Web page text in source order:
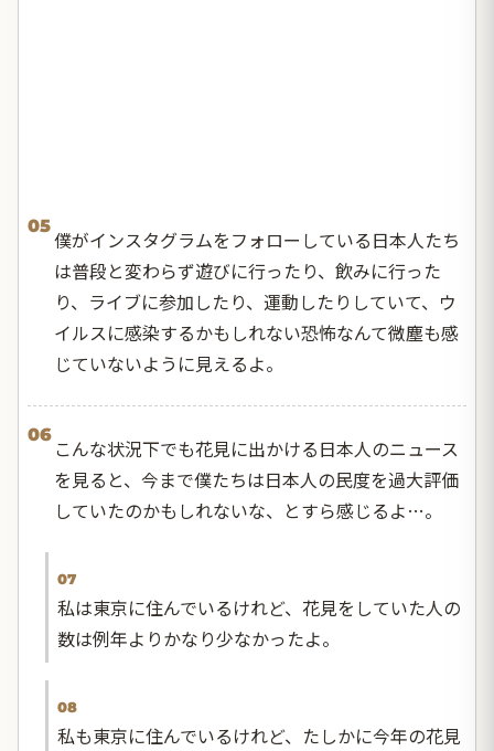
05
僕がインスタグラムをフォローしている日本人たち
は普段と変わらず遊びに行ったり、飲みに行った
り、ライブに参加したり、運動したりしていて、ウ
イルスに感染するかもしれない恐怖なんて微塵も感
じていないように見えるよ。
06
こんな状況下でも花見に出かける日本人のニュース
を見ると、今まで僕たちは日本人の民度を過大評価
していたのかもしれないな、とすら感じるよ…。
07
私は東京に住んでいるけれど、花見をしていた人の
数は例年よりかなり少なかったよ。
08
私も東京に住んでいるけれど、たしかに今年の花見